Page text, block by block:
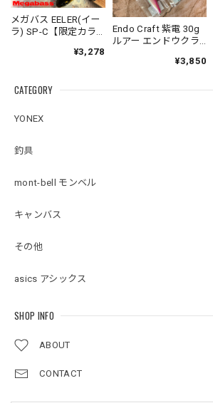
CATEGORY
YONEX
釣具
mont-bell モンベル
キャンバス
その他
asics アシックス
SHOP INFO
ABOUT
CONTACT
メガバス EELER(イー
ラ) SP-C【限定カラ
トクローラーベイト
¥3,278
Endo Craft 紫電 30g
ルアー エンドウクラ
¥3,850